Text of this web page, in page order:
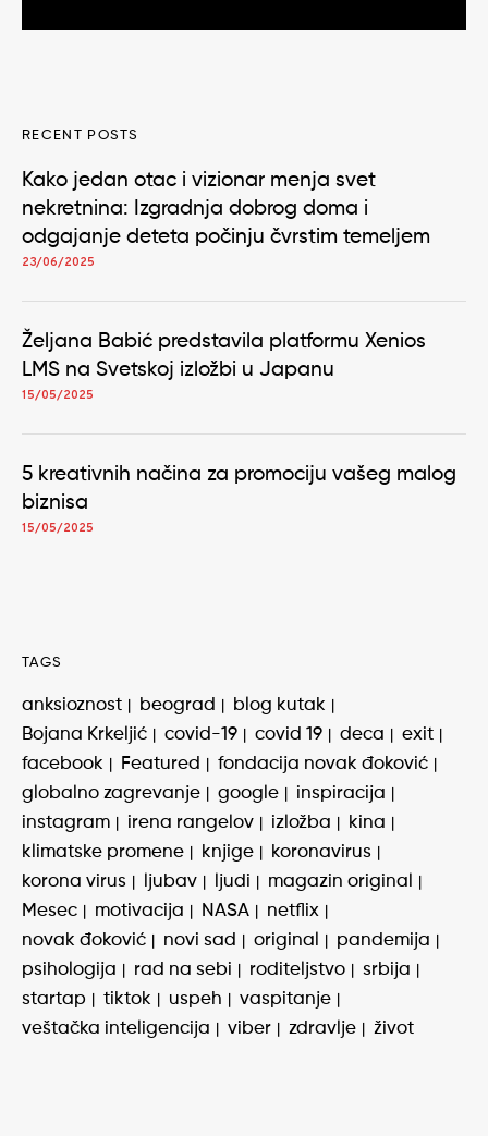
RECENT POSTS
Kako jedan otac i vizionar menja svet
nekretnina: Izgradnja dobrog doma i
odgajanje deteta počinju čvrstim temeljem
23/06/2025
Željana Babić predstavila platformu Xenios
LMS na Svetskoj izložbi u Japanu
15/05/2025
5 kreativnih načina za promociju vašeg malog
biznisa
15/05/2025
TAGS
anksioznost beograd
blog kutak
Bojana Krkeljić
covid-19 covid 19 deca
exit
facebook
Featured
fondacija novak đoković
globalno zagrevanje
google
inspiracija
instagram
irena rangelov izložba
kina
klimatske promene
knjige
koronavirus
korona virus
ljubav ljudi
magazin original
Mesec
motivacija NASA
netflix
novak đoković
novi sad original
pandemija
psihologija
rad na sebi roditeljstvo
srbija
startap
tiktok uspeh
vaspitanje
veštačka inteligencija
viber zdravlje život